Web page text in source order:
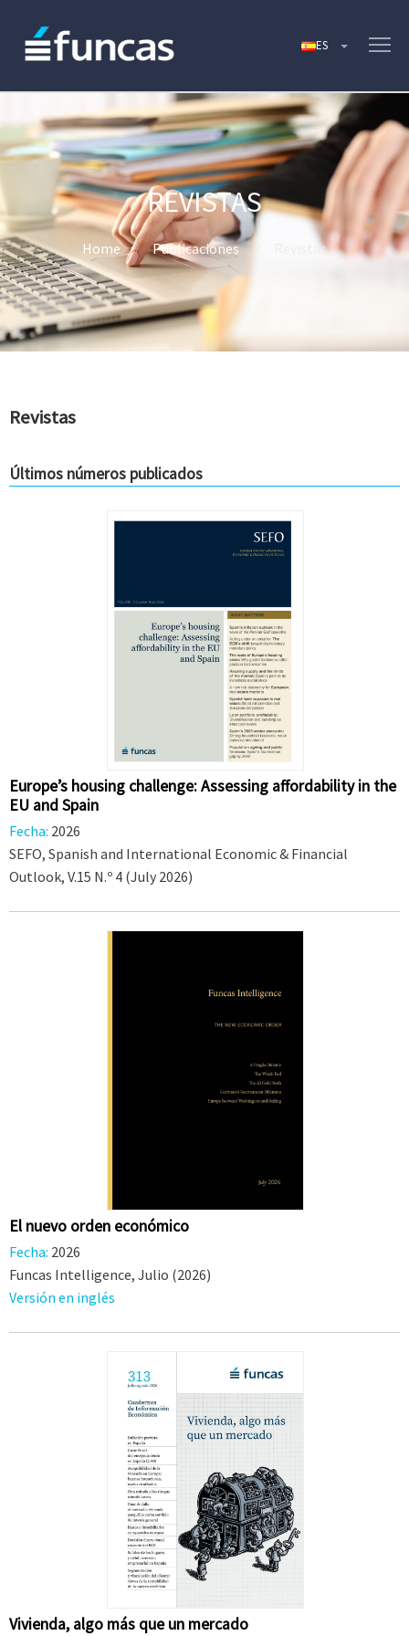
REVISTAS
Home Publicaciones Revistas
Revistas
Últimos números publicados
Europe’s housing challenge: Assessing affordability in the
EU and Spain
Fecha: 2026
SEFO, Spanish and International Economic & Financial
Outlook, V.15 N.º 4 (July 2026)
El nuevo orden económico
Fecha: 2026
Funcas Intelligence, Julio (2026)
Versión en inglés
Vivienda, algo más que un mercado